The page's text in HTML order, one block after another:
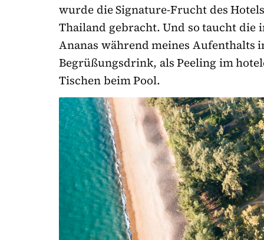
wurde die Signature-Frucht des
Thailand gebracht. Und so taucht die
Ananas während meines Aufenthalts
Begrüßungsdrink, als Peeling im
Tischen beim Pool.